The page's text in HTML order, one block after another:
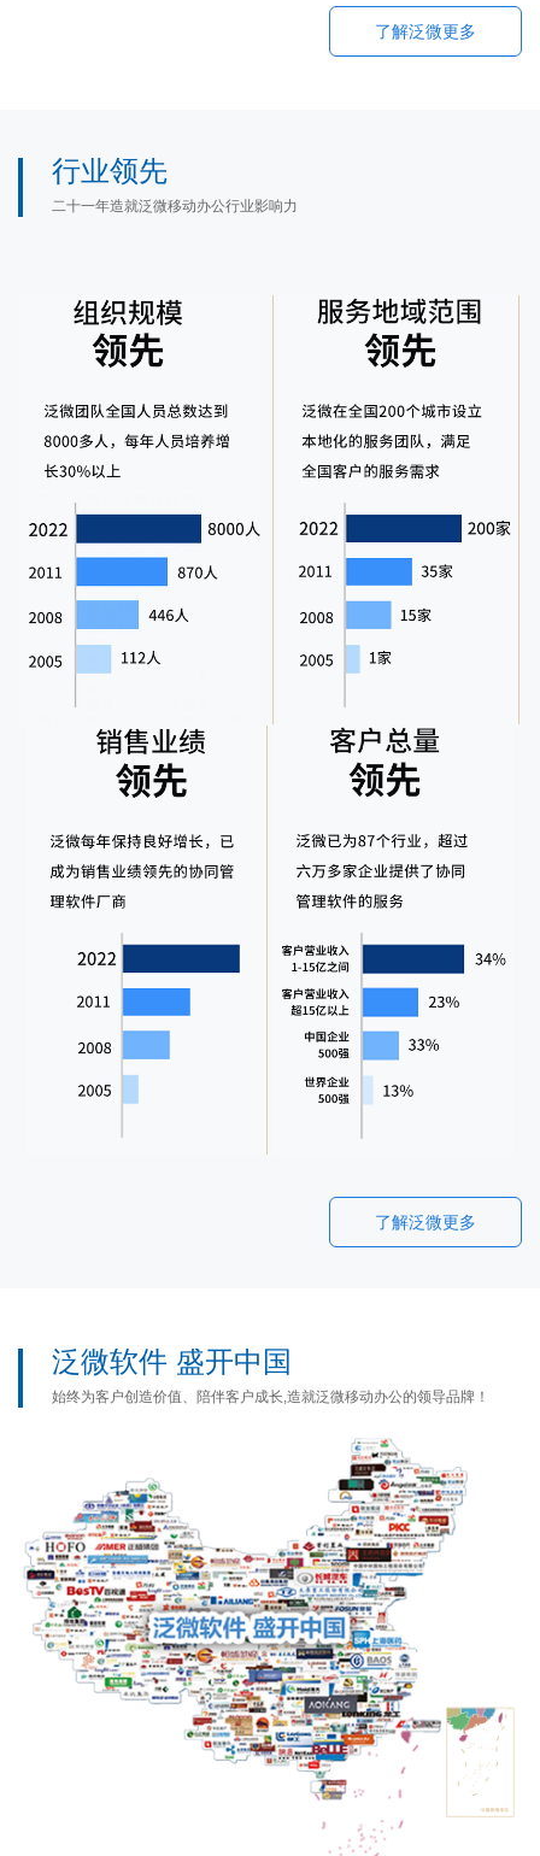
了解泛微更多
行业领先
二十一年造就泛微移动办公行业影响力
了解泛微更多
泛微软件 盛开中国
始终为客户创造价值、陪伴客户成长,造就泛微移动办公的领导品牌！
400-861-8118
sales@weaver.com.cn
产品主页
解决方案
客户案例
合同验签
关于我们
Copyright © 2001-2019 Weaver Network All Rights Reserved. 沪ICP备05040488
号沪公网安备 31011202007222号